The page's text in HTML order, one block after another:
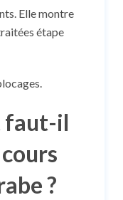
Elle montre
étape
faut-il
?